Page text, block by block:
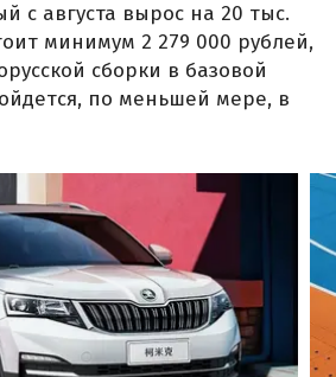
с августа вырос на 20 тыс.
минимум 2 279 000 рублей,
сборки в базовой
по меньшей мере, в